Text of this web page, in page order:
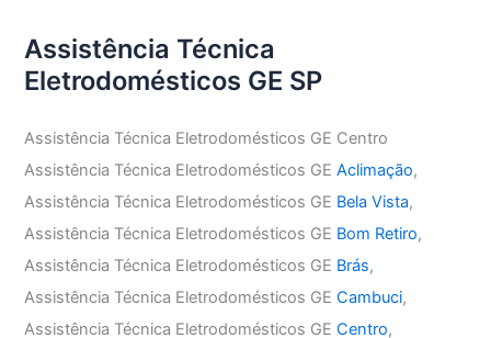
Assistência Técnica
Eletrodomésticos GE SP
Assistência Técnica Eletrodomésticos GE Centro
Assistência Técnica Eletrodomésticos GEAclimação,
Assistência Técnica Eletrodomésticos GE Bela Vista,
Assistência Técnica Eletrodomésticos GE Bom Retiro,
Assistência Técnica Eletrodomésticos GE Brás,
Assistência Técnica Eletrodomésticos GECambuci,
Assistência Técnica Eletrodomésticos GECentro,